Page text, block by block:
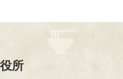
所